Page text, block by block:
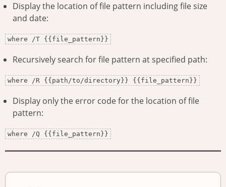
Display the location of file pattern including file size
and date:
where /T {{file_pattern}}
Recursively search for file pattern at specified path:
where /R {{path/to/directory}} {{file_pattern}}
Display only the error code for the location of file
pattern:
where /Q {{file_pattern}}